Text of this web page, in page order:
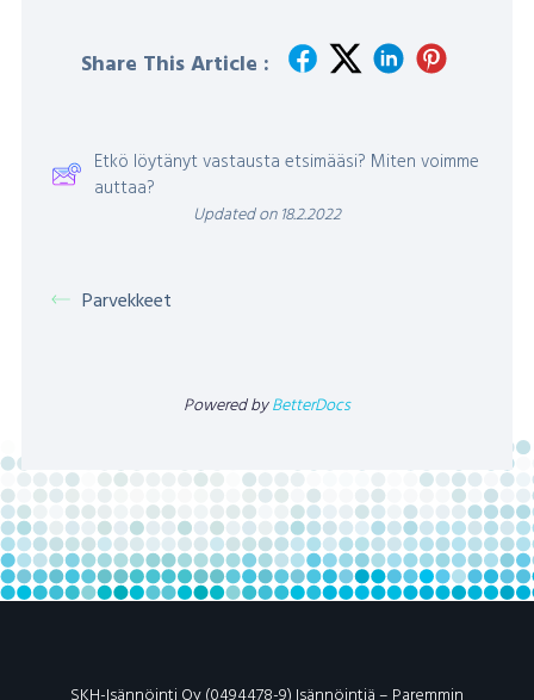
Share This Article :
Etkö löytänyt vastausta etsimääsi? Miten voimme
auttaa?
Updated on 18.2.2022
Parvekkeet
Powered byBetterDocs
SKH-Isännöinti Oy (0494478-9) Isännöintiä – Paremmin